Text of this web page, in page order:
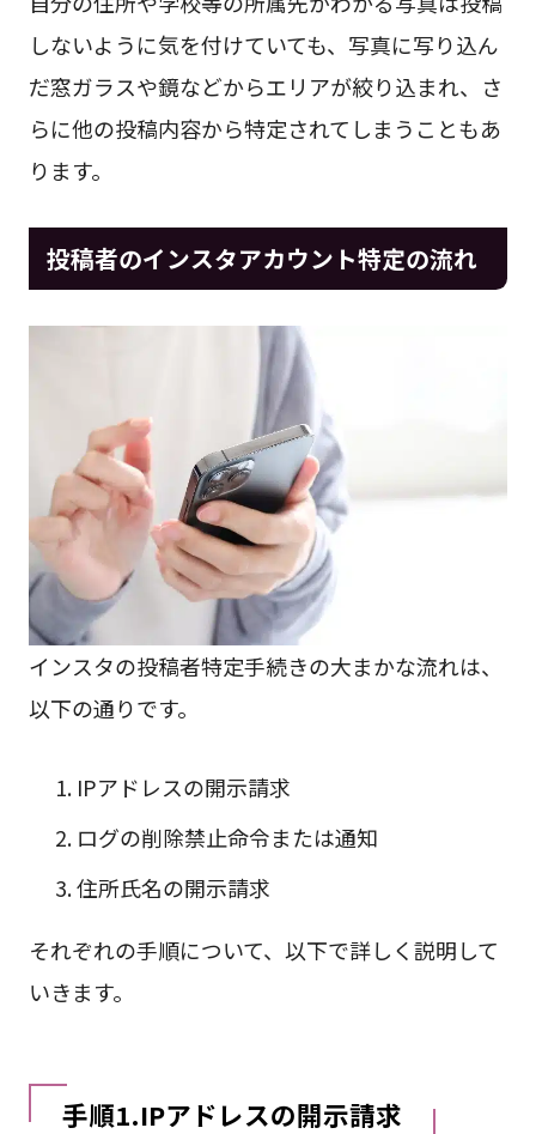
しないように気を付けていても、写真に写り込ん
だ窓ガラスや鏡などからエリアが絞り込まれ、さ
らに他の投稿内容から特定されてしまうこともあ
ります。
投稿者のインスタアカウント特定の流れ
インスタの投稿者特定手続きの大まかな流れは、
以下の通りです。
IPアドレスの開示請求
ログの削除禁止命令または通知
住所氏名の開示請求
それぞれの手順について、以下で詳しく説明して
いきます。
手順1.IPアドレスの開示請求